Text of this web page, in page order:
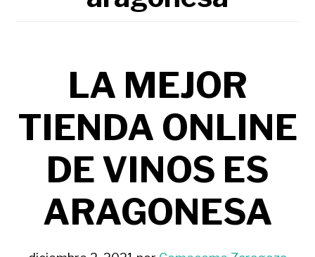
LA MEJOR
TIENDA ONLINE
DE VINOS ES
ARAGONESA